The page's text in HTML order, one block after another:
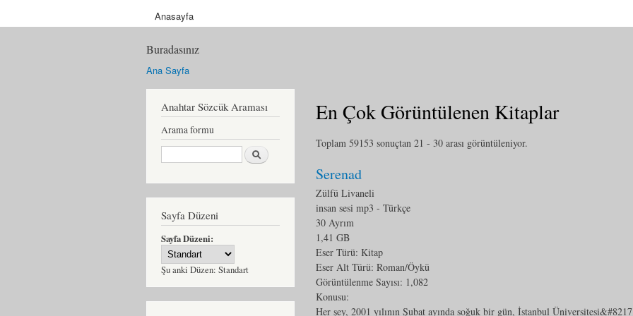
Anasayfa
Buradasınız
Ana Sayfa
Anahtar Sözcük Araması
Arama formu
Ara
Sayfa Düzeni
Sayfa Düzeni:
Şu anki Düzen: Standart
En Çok Görüntülenen Kitaplar
Toplam 59153 sonuçtan 21 - 30 arası görüntüleniyor.
Serenad
Zülfü Livaneli
insan sesi mp3 - Türkçe
30 Ayrım
1,41 GB
Eser Türü: Kitap
Eser Alt Türü: Roman/Öykü
Görüntülenme Sayısı: 1,082
Konusu:
Her şey, 2001 yılının Şubat ayında soğuk bir gün, İstanbul